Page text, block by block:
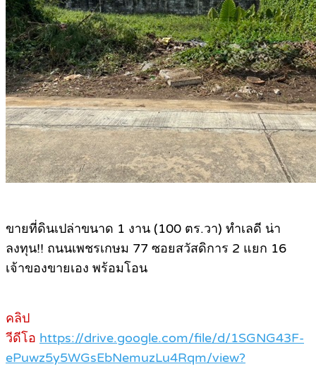
ขายที่ดินเปล่าขนาด 1 งาน (100 ตร.วา) ทำเลดี น่า
ลงทุน!! ถนนเพชรเกษม 77 ซอยสวัสดิการ 2 แยก 16
เจ้าของขายเอง พร้อมโอน
คลิป
วีดีโอ https://drive.google.com/file/d/1SGNG43F-
ePuwz5y5WGsEbNemuzLu4Rqm/view?